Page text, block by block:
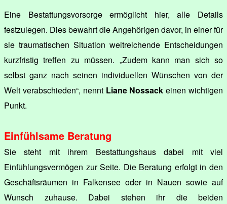
Eine Bestattungsvorsorge ermöglicht hier, alle Details
festzulegen. Dies bewahrt die Angehörigen davor, in einer für
sie traumatischen Situation weitreichende Entscheidungen
kurzfristig treffen zu müssen. „Zudem kann man sich so
selbst ganz nach seinen individuellen Wünschen von der
Welt verabschieden“, nennt Liane Nossack einen wichtigen
Punkt.
Einfühlsame Beratung
Sie steht mit ihrem Bestattungshaus dabei mit viel
Einfühlungsvermögen zur Seite. Die Beratung erfolgt in den
Geschäftsräumen in Falkensee oder in Nauen sowie auf
Wunsch zuhause. Dabei stehen ihr die beiden